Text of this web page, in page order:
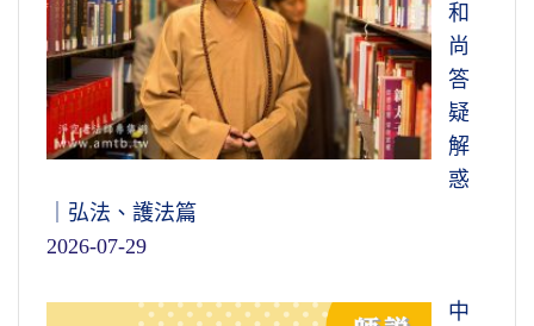
和
尚
答
疑
解
惑
｜弘法、護法篇
2026-07-29
中